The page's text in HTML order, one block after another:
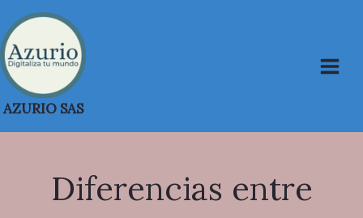
Saltar
al
contenido
AZURIO SAS
Diferencias entre